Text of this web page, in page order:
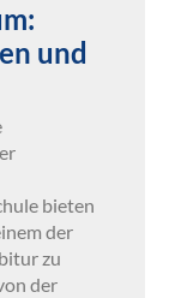
und
bieten
der
zu
der